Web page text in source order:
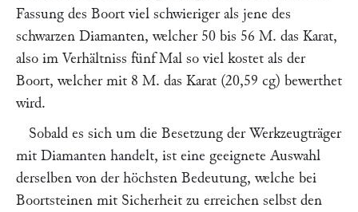
Fassung des Boort viel schwieriger als jene des
schwarzen Diamanten, welcher 50 bis 56 M. das Karat,
also im Verhältniss fünf Mal so viel kostet als der
Boort, welcher mit 8 M. das Karat (20,59 cg) bewerthet
wird.
Sobald es sich um die Besetzung der Werkzeugträger
mit Diamanten handelt, ist eine geeignete Auswahl
derselben von der höchsten Bedeutung, welche bei
Boortsteinen mit Sicherheit zu erreichen selbst den